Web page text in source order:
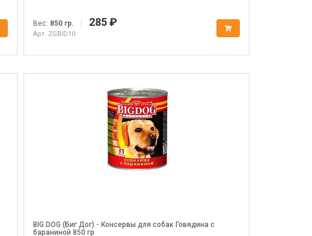
Вес: 850 гр. 285 ₽
Арт. ZGBID10
BIG DOG (Биг Дог) - Консервы для собак Говядина с
бараниной 850 гр